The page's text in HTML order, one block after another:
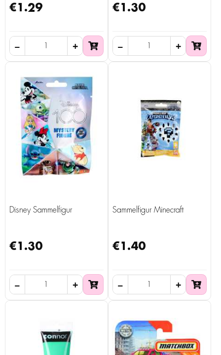
€1.29 €1.30
Disney Sammelfigur
€1.30
Sammelfigur Minecraft
€1.40